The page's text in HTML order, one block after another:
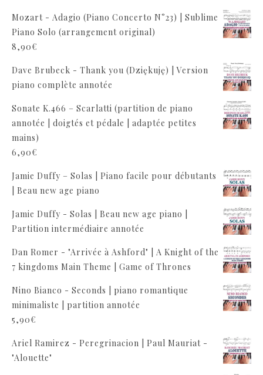
Mozart - Adagio (Piano Concerto N°23) | Sublime
Piano Solo (arrangement original)
8,90€
Dave Brubeck - Thank you (Dziękuję) | Version
piano complète annotée
Sonate K.466 – Scarlatti (partition de piano
annotée | doigtés et pédale | adaptée petites
mains)
6,90€
Jamie Duffy – Solas | Piano facile pour débutants
| Beau new age piano
Jamie Duffy - Solas | Beau new age piano |
Partition intermédiaire annotée
Dan Romer - "Arrivée à Ashford" | A Knight of the
7 kingdoms Main Theme | Game of Thrones
Nino Bianco - Seconds | piano romantique
minimaliste | partition annotée
5,90€
Ariel Ramirez - Peregrinacion | Paul Mauriat -
"Alouette"